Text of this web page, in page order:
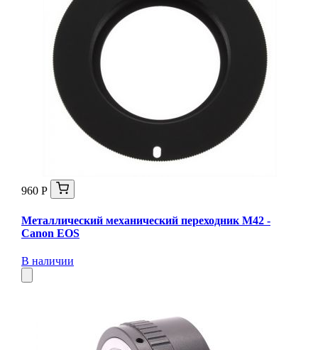
960 Р
Металлический механический переходник M42 -
Canon EOS
В наличии